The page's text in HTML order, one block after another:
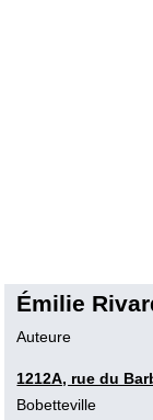
Émilie
Auteure
1212A, rue du
Bobetteville